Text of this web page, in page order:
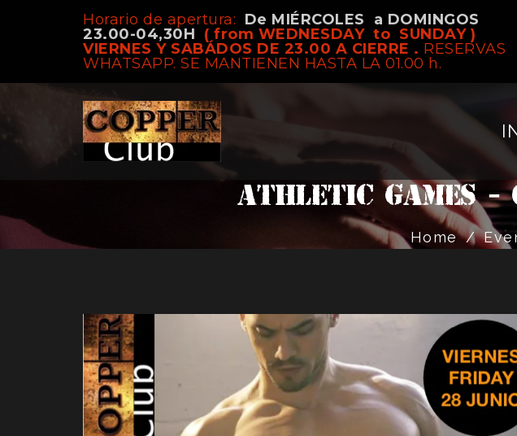
Horario de apertura: De MIÉRCOLES a DOMINGOS
23.00-04,30H ( from WEDNESDAY to SUNDAY )
VIERNES Y SABÁDOS DE 23.00 A CIERRE . RESERVAS
WHATSAPP. SE MANTIENEN HASTA LA 01.00 h.
athletic GAMES -
Home /